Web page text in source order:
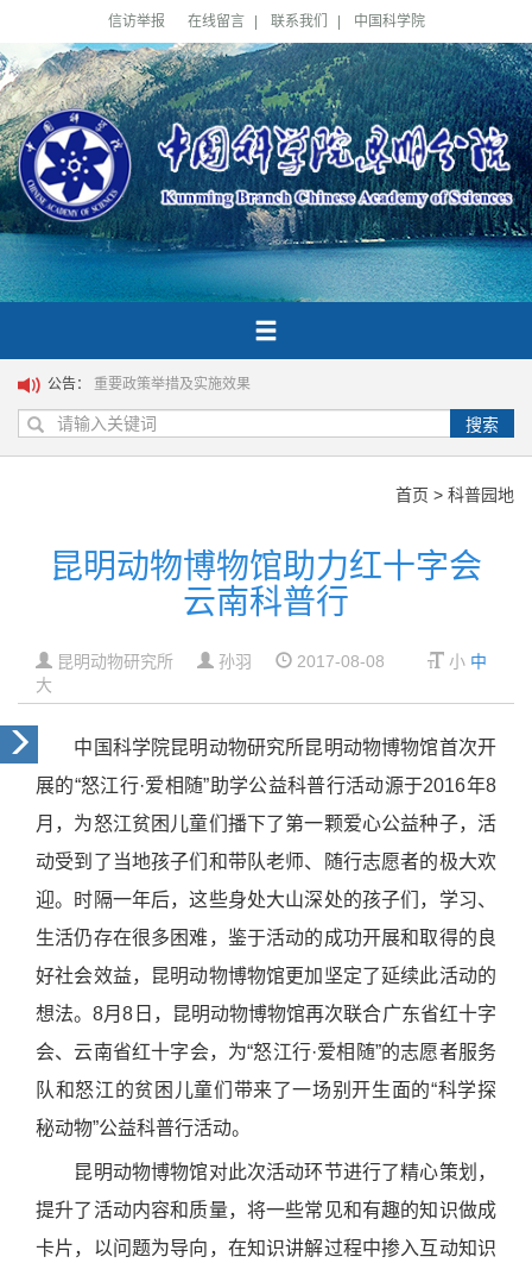
信访举报 在线留言 联系我们 中国科学院
公告： 重要政策举措及实施效果
搜索
首页 > 科普园地
昆明动物博物馆助力红十字会
云南科普行
昆明动物研究所 孙羽 2017-08-08 小 中
大
中国科学院昆明动物研究所昆明动物博物馆首次开
展的“怒江行·爱相随”助学公益科普行活动源于2016年8
月，为怒江贫困儿童们播下了第一颗爱心公益种子，活
动受到了当地孩子们和带队老师、随行志愿者的极大欢
迎。时隔一年后，这些身处大山深处的孩子们，学习、
生活仍存在很多困难，鉴于活动的成功开展和取得的良
好社会效益，昆明动物博物馆更加坚定了延续此活动的
想法。8月8日，昆明动物博物馆再次联合广东省红十字
会、云南省红十字会，为“怒江行·爱相随”的志愿者服务
队和怒江的贫困儿童们带来了一场别开生面的“科学探
秘动物”公益科普行活动。
昆明动物博物馆对此次活动环节进行了精心策划，
提升了活动内容和质量，将一些常见和有趣的知识做成
卡片，以问题为导向，在知识讲解过程中掺入互动知识